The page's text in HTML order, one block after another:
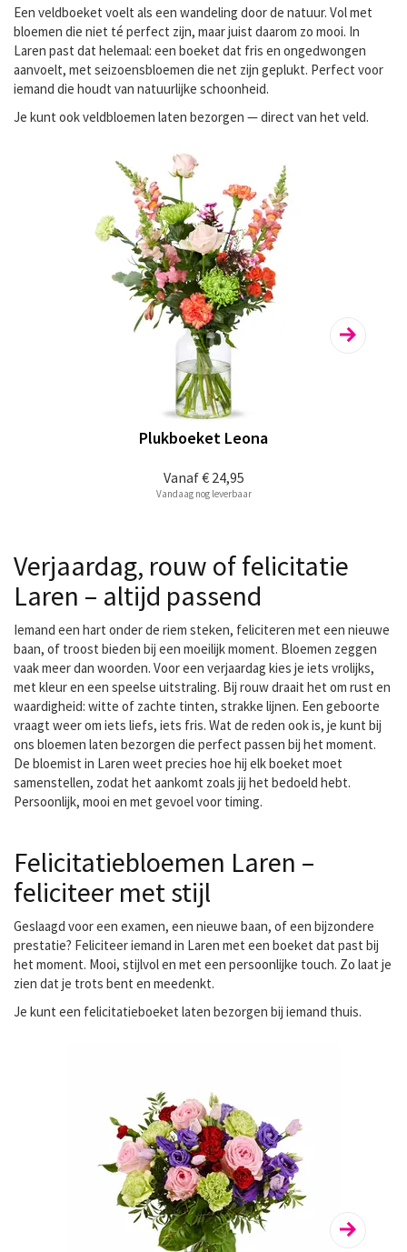
Een veldboeket voelt als een wandeling door de natuur. Vol met
bloemen die niet té perfect zijn, maar juist daarom zo mooi. In
Laren past dat helemaal: een boeket dat fris en ongedwongen
aanvoelt, met seizoensbloemen die net zijn geplukt. Perfect voor
iemand die houdt van natuurlijke schoonheid.
Je kunt ookveldbloemen laten bezorgen — direct van het veld.
Vanaf€ 24,95
Plukboeket Leona
Vandaag nog leverbaar
Verjaardag, rouw of felicitatie
Laren – altijd passend
Iemand een hart onder de riem steken, feliciteren met een nieuwe
baan, of troost bieden bij een moeilijk moment. Bloemen zeggen
vaak meer dan woorden. Voor een verjaardag kies je iets vrolijks,
met kleur en een speelse uitstraling. Bij rouw draait het om rust en
waardigheid: witte of zachte tinten, strakke lijnen. Een geboorte
vraagt weer om iets liefs, iets fris. Wat de reden ook is, je kunt bij
ons bloemen laten bezorgen die perfect passen bij het moment.
De bloemist in Laren weet precies hoe hij elk boeket moet
samenstellen, zodat het aankomt zoals jij het bedoeld hebt.
Persoonlijk, mooi en met gevoel voor timing.
Felicitatiebloemen Laren –
feliciteer met stijl
Geslaagd voor een examen, een nieuwe baan, of een bijzondere
prestatie? Feliciteer iemand in Laren met een boeket dat past bij
het moment. Mooi, stijlvol en met een persoonlijke touch. Zo laat je
zien dat je trots bent en meedenkt.
Je kunt een felicitatieboeket laten bezorgen bij iemand thuis.